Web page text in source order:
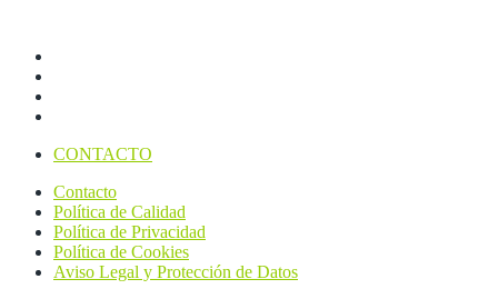
CONTACTO
Contacto
Política de Calidad
Política de Privacidad
Política de Cookies
Aviso Legal y Protección de Datos